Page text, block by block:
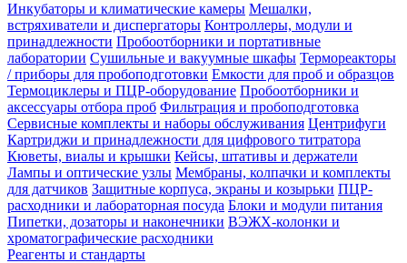
Инкубаторы и климатические камеры Мешалки,
встряхиватели и диспергаторы Контроллеры, модули и
принадлежности Пробоотборники и портативные
лаборатории Сушильные и вакуумные шкафы Термореакторы
/ приборы для пробоподготовки Емкости для проб и образцов
Термоциклеры и ПЦР-оборудование Пробоотборники и
аксессуары отбора проб Фильтрация и пробоподготовка
Сервисные комплекты и наборы обслуживания Центрифуги
Картриджи и принадлежности для цифрового титратора
Кюветы, виалы и крышки Кейсы, штативы и держатели
Лампы и оптические узлы Мембраны, колпачки и комплекты
для датчиков Защитные корпуса, экраны и козырьки ПЦР-
расходники и лабораторная посуда Блоки и модули питания
Пипетки, дозаторы и наконечники ВЭЖХ-колонки и
хроматографические расходники
Реагенты и стандарты